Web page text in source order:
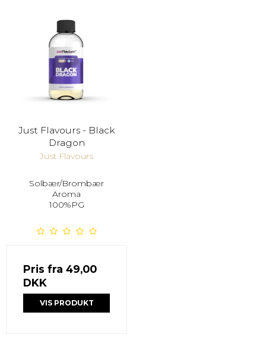
Just Flavours - Black
Dragon
Just Flavours
Solbær/Brombær
Aroma
100%PG
Pris fra 49,00
DKK
VIS PRODUKT